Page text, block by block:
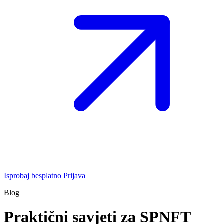
Isprobaj besplatno Prijava
Blog
Praktični savjeti za SPNFT